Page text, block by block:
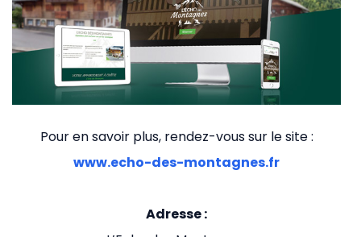
Pour en savoir plus, rendez-vous sur le site :
www.echo-des-montagnes.fr
Adresse :